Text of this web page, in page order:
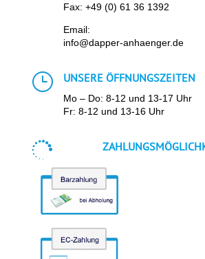
Fax: +49 (0) 61 36 1392
Email:
info@dapper-anhaenger.de
} UNSERE ÖFFNUNGSZEITEN
Mo – Do: 8-12 und 13-17 Uhr
Fr: 8-12 und 13-16 Uhr
